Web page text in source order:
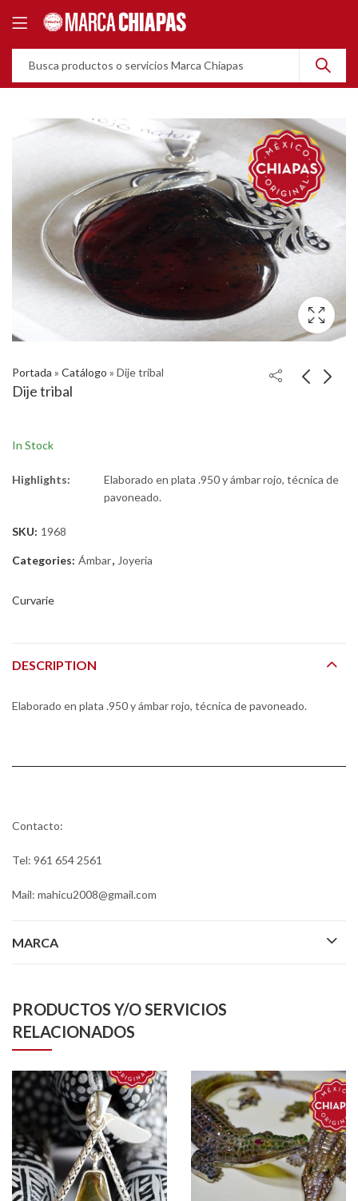
Portada » Catálogo » Dije tribal
Dije tribal
In Stock
Highlights:
Elaborado en plata .950 y ámbar rojo, técnica de
pavoneado.
SKU: 1968
Categories: Ámbar, Joyeria
Curvarie
DESCRIPTION
Elaborado en plata .950 y ámbar rojo, técnica de pavoneado.
Contacto:
Tel: 961 654 2561
Mail: mahicu2008@gmail.com
MARCA
PRODUCTOS Y/O SERVICIOS
RELACIONADOS